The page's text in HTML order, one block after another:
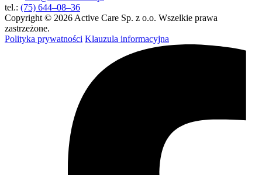
tel.: (75) 644–08–36
Copyright © 2026 Active Care Sp. z o.o. Wszelkie prawa
zastrzeżone.
Polityka prywatności Klauzula informacyjna